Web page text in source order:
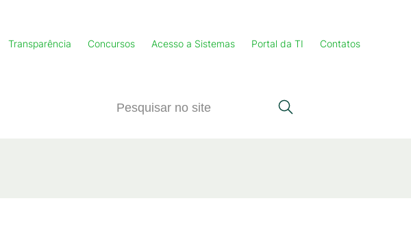
Transparência Concursos Acesso a Sistemas Portal da TI Contatos